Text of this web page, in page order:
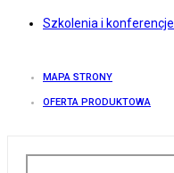
Szkolenia i konferencje
MAPA STRONY
OFERTA PRODUKTOWA